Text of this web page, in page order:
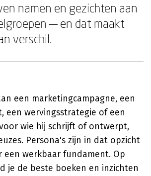
namen en gezichten aan
— en dat maakt
verschil.
een marketingcampagne, een
een wervingsstrategie of een
wie hij schrijft of ontwerpt,
Persona's zijn in dat opzicht
een werkbaar fundament. Op
je de beste boeken en inzichten